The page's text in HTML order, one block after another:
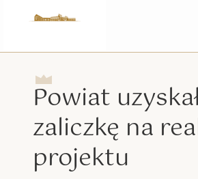
Powiat
zaliczkę na
projektu